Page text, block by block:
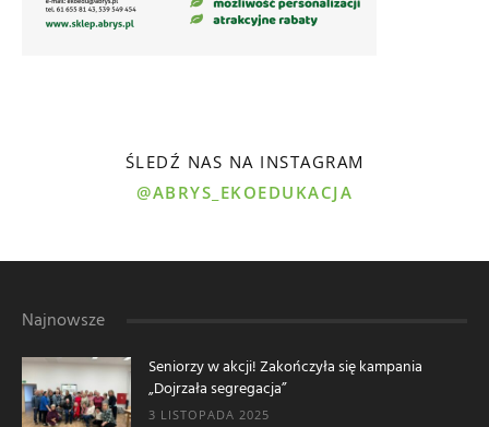
ŚLEDŹ NAS NA INSTAGRAM
@ABRYS_EKOEDUKACJA
Najnowsze
Seniorzy w akcji! Zakończyła się kampania
„Dojrzała segregacja”
3 LISTOPADA 2025